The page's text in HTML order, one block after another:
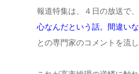
報道特集は、４日の放送で
心なんだという話。間違い
との専門家のコメントを流し